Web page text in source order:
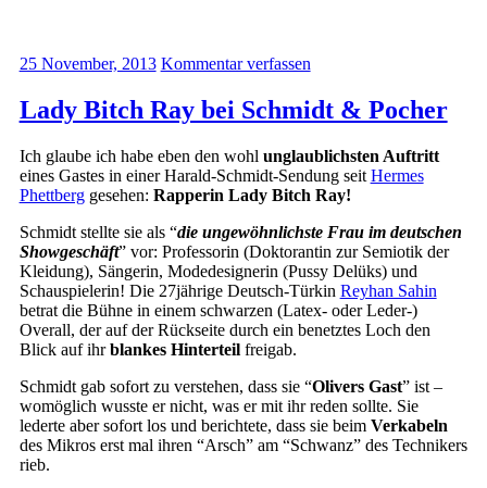
25 November, 2013 Kommentar verfassen
Lady Bitch Ray bei Schmidt & Pocher
Ich glaube ich habe eben den wohl unglaublichsten Auftritt
eines Gastes in einer Harald-Schmidt-Sendung seit Hermes
Phettberggesehen: Rapperin Lady Bitch Ray!
Schmidt stellte sie als “die ungewöhnlichste Frau im deutschen
Showgeschäft” vor: Professorin (Doktorantin zur Semiotik der
Kleidung), Sängerin, Modedesignerin (Pussy Delüks) und
Schauspielerin! Die 27jährige Deutsch-Türkin Reyhan Sahin
betrat die Bühne in einem schwarzen (Latex- oder Leder-)
Overall, der auf der Rückseite durch ein benetztes Loch den
Blick auf ihrblankes Hinterteilfreigab.
Schmidt gab sofort zu verstehen, dass sie “Olivers Gast” ist –
womöglich wusste er nicht, was er mit ihr reden sollte. Sie
lederte aber sofort los und berichtete, dass sie beim Verkabeln
des Mikros erst mal ihren “Arsch” am “Schwanz” des Technikers
rieb.